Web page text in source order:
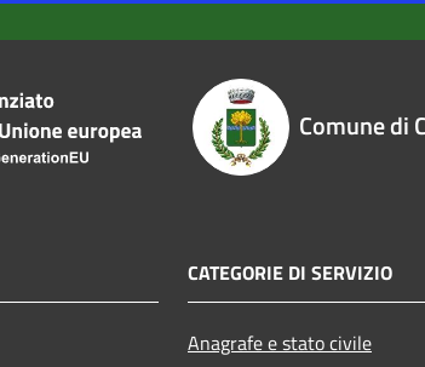
Comune di
CATEGORIE DI SERVIZIO
Anagrafe e stato civile